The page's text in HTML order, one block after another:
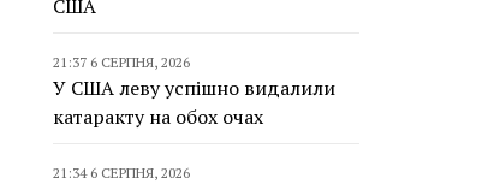
США
21:37 6 СЕРПНЯ, 2026
У США леву успішно видалили
катаракту на обох очах
21:34 6 СЕРПНЯ, 2026